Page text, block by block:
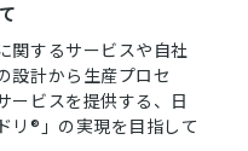
関するサービスや自社
設計から生産プロセ
ービスを提供する、日
リ®」の実現を目指して